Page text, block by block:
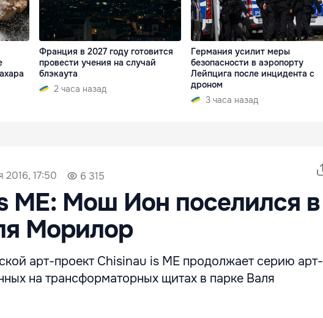
Франция в 2027 году готовится
провести учения на случай
блэкаута
2 часа назад
Германия усилит меры
безопасности в аэропорту
Лейпцига после инцидента с
дроном
3 часа назад
2016, 17:50 6 315
ME: Мош Ион поселился в
Морилор
арт-проект Chisinau is ME продолжает серию арт-
на трансформаторных щитах в парке Валя